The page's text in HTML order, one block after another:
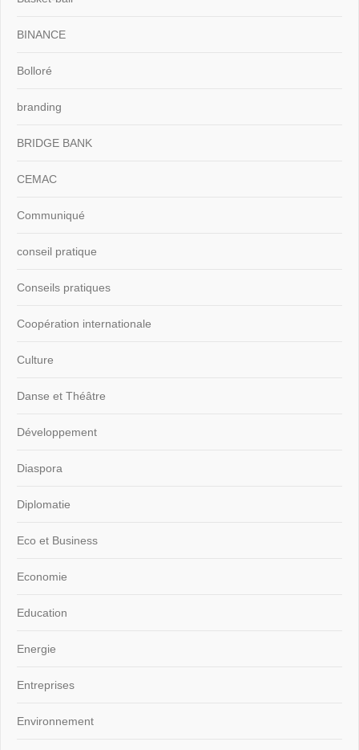
BINANCE
Bolloré
branding
BRIDGE BANK
CEMAC
Communiqué
conseil pratique
Conseils pratiques
Coopération internationale
Culture
Danse et Théâtre
Développement
Diaspora
Diplomatie
Eco et Business
Economie
Education
Energie
Entreprises
Environnement